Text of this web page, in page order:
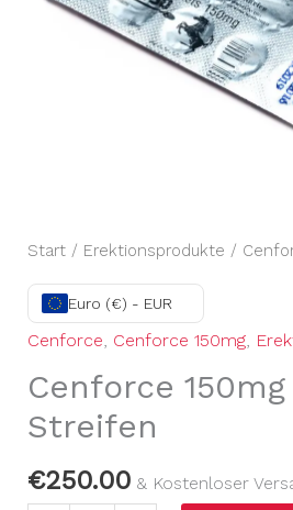
Start/ Erektionsprodukte /
Euro (€) - EUR
Cenforce, Cenforce 150mg,
Cenforce 150mg
Streifen
€250.00 & Kostenloser